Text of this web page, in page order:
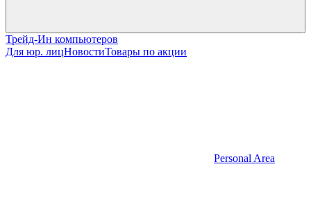
Трейд-Ин компьютеров
Для юр. лицНовостиТовары по акции
Personal Area